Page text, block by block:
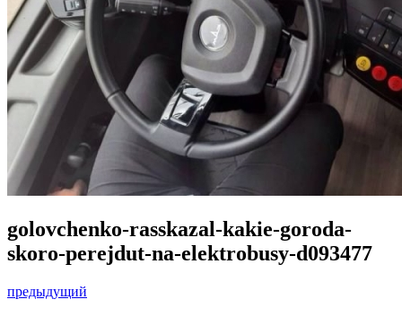
golovchenko-rasskazal-kakie-goroda-
skoro-perejdut-na-elektrobusy-d093477
предыдущий